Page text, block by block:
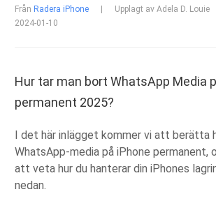
Från Radera iPhone Upplagt av Adela D. Louie
2024-01-10
Hur tar man bort WhatsApp Media
permanent 2025?
I det här inlägget kommer vi att berätta
WhatsApp-media på iPhone permanent,
att veta hur du hanterar din iPhones
nedan.